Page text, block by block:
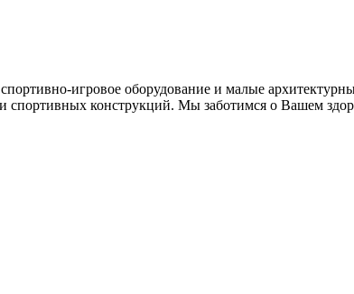
игровое оборудование и малые
конструкций. Мы заботимся о Вашем